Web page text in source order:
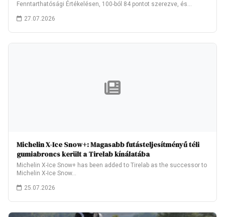
Fenntarthatósági Értékelésen, 100-ból 84 pontot szerezve, és
27.07.2026
Michelin X-Ice Snow+: Magasabb futásteljesítményű téli
gumiabroncs került a Tirelab kínálatába
Michelin X-Ice Snow+ has been added to Tirelab as the successor to
Michelin X-Ice Snow…
25.07.2026